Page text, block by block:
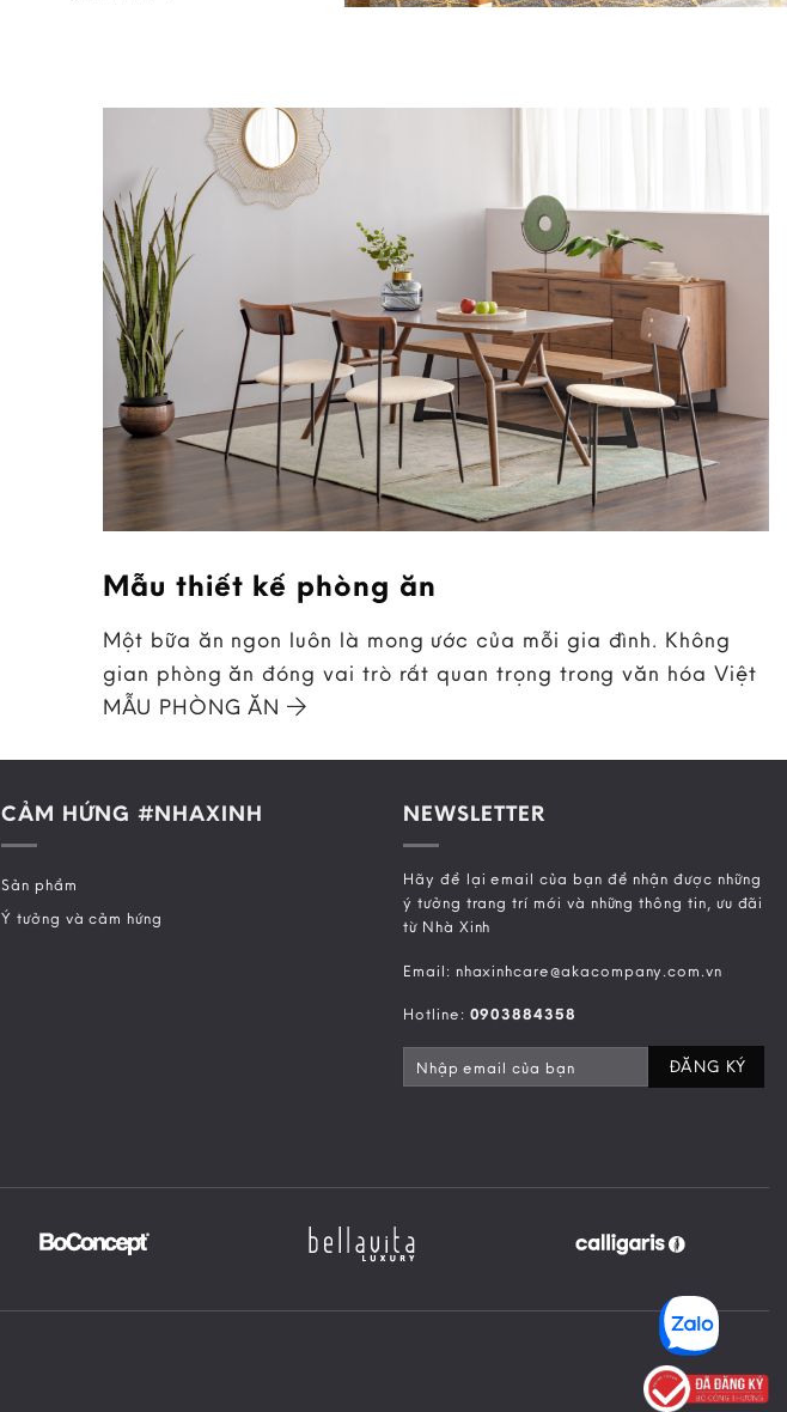
Mẫu thiết kế phòng ăn
Một bữa ăn ngon luôn là mong ước của mỗi gia đình. Không
gian phòng ăn đóng vai trò rất quan trọng trong văn hóa Việt
MẪU PHÒNG ĂN
CẢM HỨNG #NHAXINH
Sản phẩm
Ý tưởng và cảm hứng
NEWSLETTER
Hãy để lại email của bạn để nhận được những
ý tưởng trang trí mới và những thông tin, ưu đãi
từ Nhà Xinh
Email: nhaxinhcare@akacompany.com.vn
Hotline: 0903884358